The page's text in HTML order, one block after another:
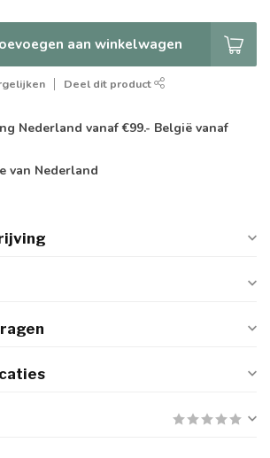
aan winkelwagen
Deel dit product
Nederland vanaf €99.- België vanaf
van Nederland